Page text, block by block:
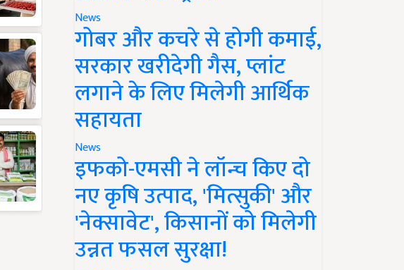
News
गोबर और कचरे से होगी कमाई,
सरकार खरीदेगी गैस, प्लांट
लगाने के लिए मिलेगी आर्थिक
सहायता
News
इफको-एमसी ने लॉन्च किए दो
नए कृषि उत्पाद, 'मित्सुकी' और
'नेक्सावेट', किसानों को मिलेगी
उन्नत फसल सुरक्षा!